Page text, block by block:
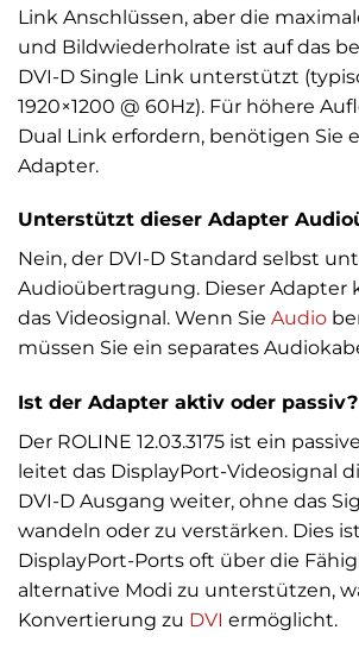
Link Anschlüssen, aber die
und Bildwiederholrate ist auf das
DVI-D Single Link unterstützt
1920×1200 @ 60Hz). Für höhere
Dual Link erfordern, benötigen Sie
Adapter.
Unterstützt dieser Adapter
Nein, der DVI-D Standard selbst
Audioübertragung. Dieser Adapter
das Videosignal. Wenn Sie Audio
müssen Sie ein separates
Ist der Adapter aktiv oder passiv?
Der ROLINE 12.03.3175 ist ein
leitet das DisplayPort-Videosignal
DVI-D Ausgang weiter, ohne das
wandeln oder zu verstärken. Dies
DisplayPort-Ports oft über die
alternative Modi zu unterstützen,
Konvertierung zu DVI ermöglicht.